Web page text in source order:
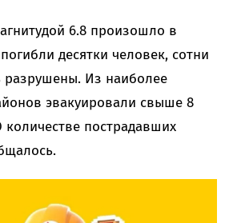
6.8 произошло в
десятки человек, сотни
разрушены. Из наиболее
эвакуировали свыше 8
пострадавших